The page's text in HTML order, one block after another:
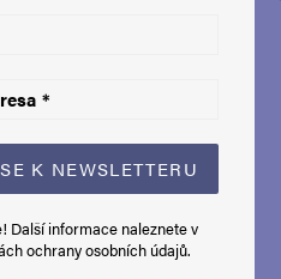
Další informace naleznete v
ochrany osobních údajů.